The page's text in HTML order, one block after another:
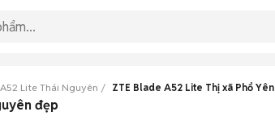
Lite Thái Nguyên ZTE Blade A52 Lite Thị xã Phổ Yên
đẹp